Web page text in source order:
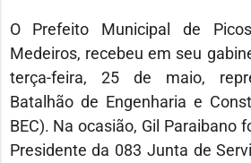
O Prefeito Municipal de
Medeiros, recebeu em seu
terça-feira, 25 de maio,
Batalhão de Engenharia e
BEC). Na ocasião, Gil Paraibano
Presidente da 083 Junta de